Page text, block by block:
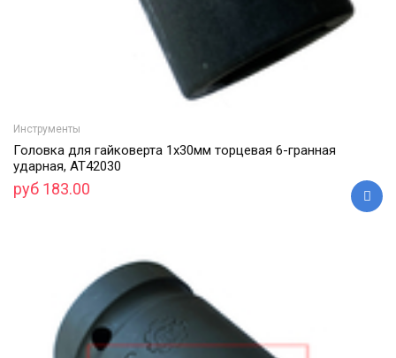
Инструменты
Головка для гайковерта 1х30мм торцевая 6-гранная
ударная, АТ42030
руб 183.00